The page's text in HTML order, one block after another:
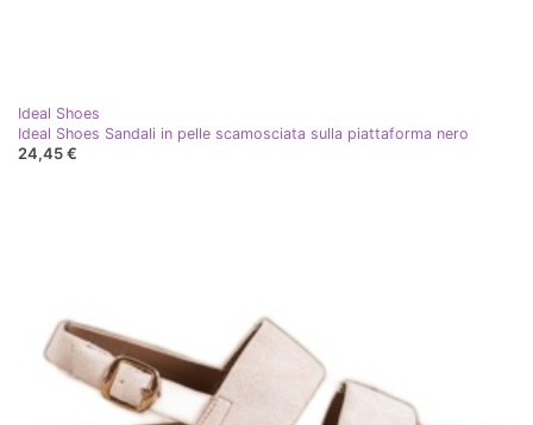
Ideal Shoes
Ideal Shoes Sandali in pelle scamosciata sulla piattaforma nero
24,45 €